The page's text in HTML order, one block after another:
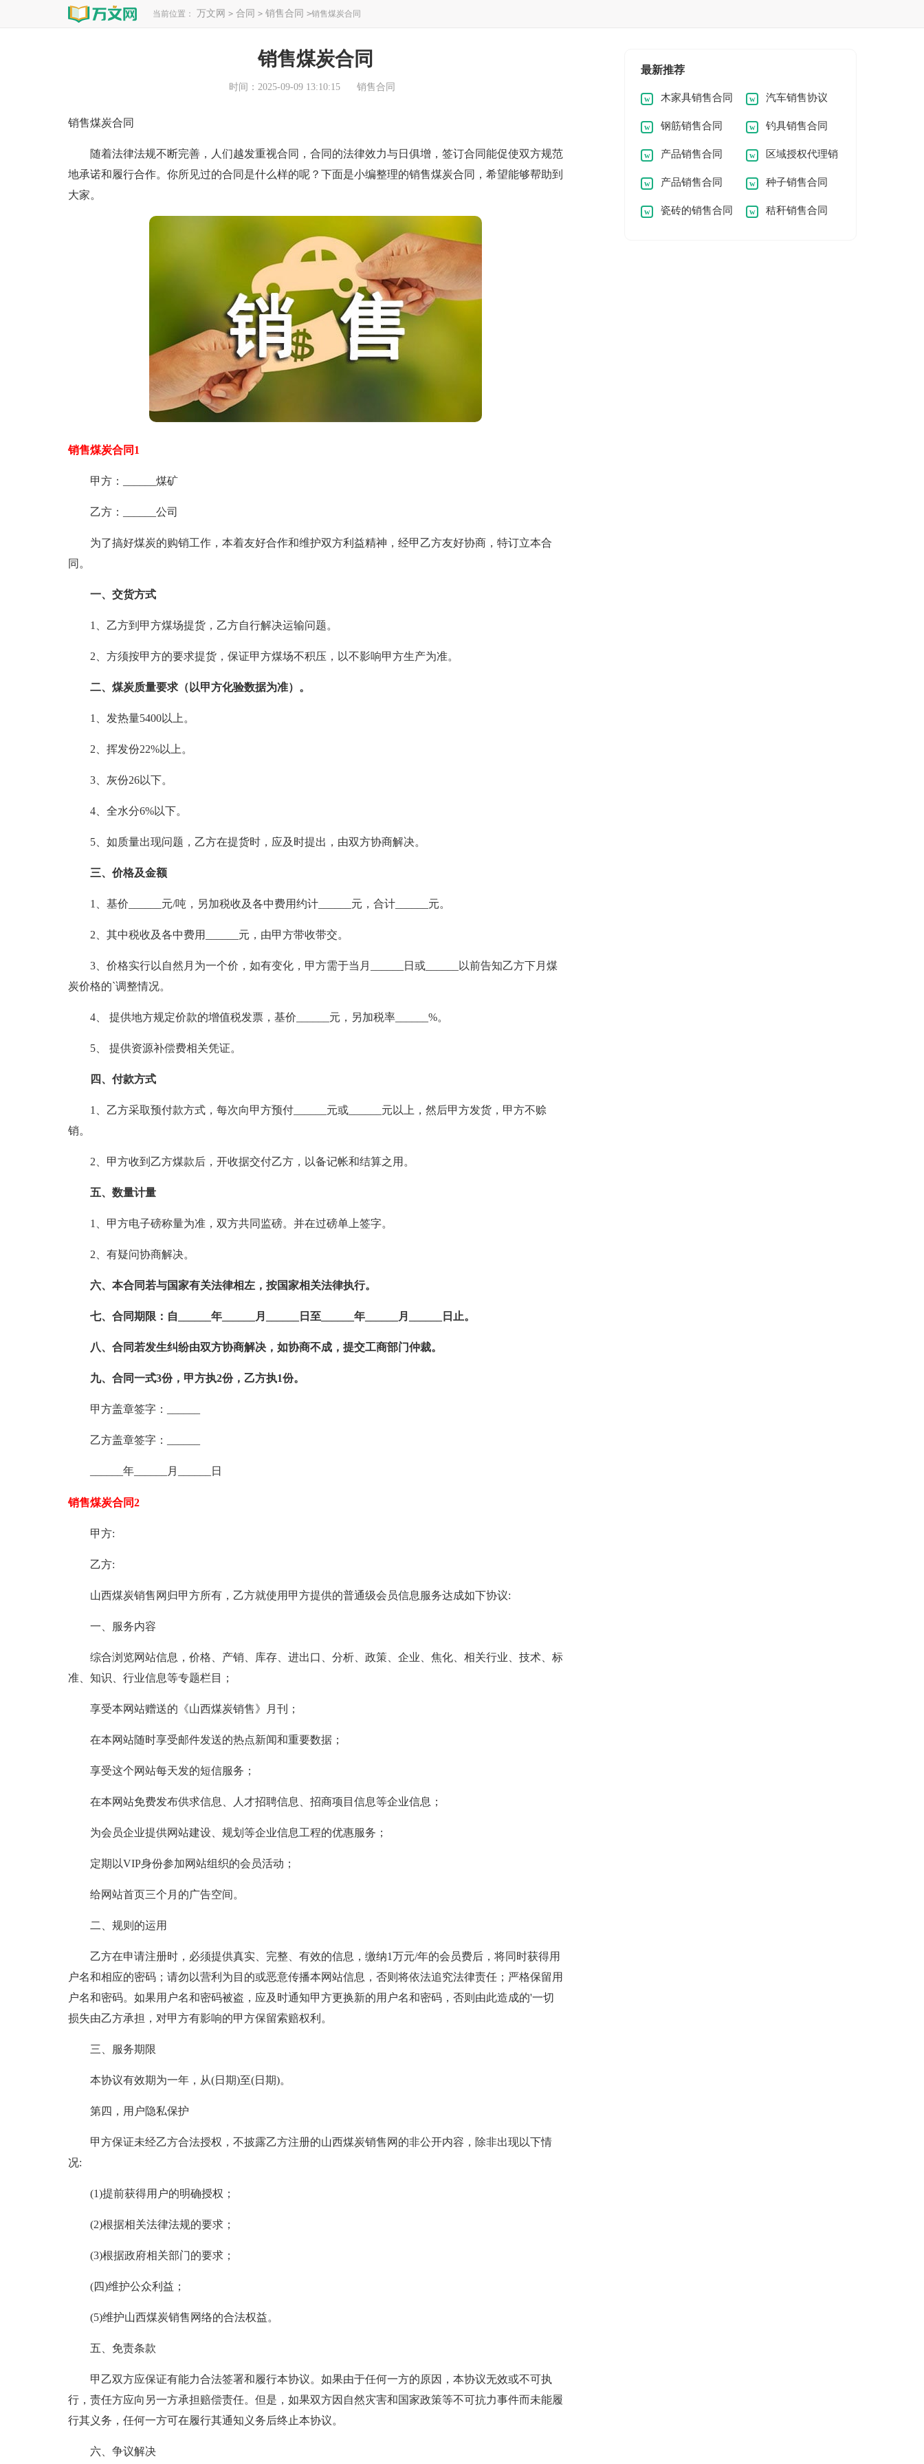
当前位置： 万文网 > 合同 > 销售合同 >销售煤炭合同
销售煤炭合同
时间：2025-09-09 13:10:15 销售合同
销售煤炭合同
随着法律法规不断完善，人们越发重视合同，合同的法律效力与日俱增，签订合同能促使双方规范
地承诺和履行合作。你所见过的合同是什么样的呢？下面是小编整理的销售煤炭合同，希望能够帮助到
大家。
销售煤炭合同1
甲方：______煤矿
乙方：______公司
为了搞好煤炭的购销工作，本着友好合作和维护双方利益精神，经甲乙方友好协商，特订立本合
同。
一、交货方式
1、乙方到甲方煤场提货，乙方自行解决运输问题。
2、方须按甲方的要求提货，保证甲方煤场不积压，以不影响甲方生产为准。
二、煤炭质量要求（以甲方化验数据为准）。
1、发热量5400以上。
2、挥发份22%以上。
3、灰份26以下。
4、全水分6%以下。
5、如质量出现问题，乙方在提货时，应及时提出，由双方协商解决。
三、价格及金额
1、基价______元/吨，另加税收及各中费用约计______元，合计______元。
2、其中税收及各中费用______元，由甲方带收带交。
3、价格实行以自然月为一个价，如有变化，甲方需于当月______日或______以前告知乙方下月煤
炭价格的`调整情况。
4、 提供地方规定价款的增值税发票，基价______元，另加税率______%。
5、 提供资源补偿费相关凭证。
四、付款方式
1、乙方采取预付款方式，每次向甲方预付______元或______元以上，然后甲方发货，甲方不赊
销。
2、甲方收到乙方煤款后，开收据交付乙方，以备记帐和结算之用。
五、数量计量
1、甲方电子磅称量为准，双方共同监磅。并在过磅单上签字。
2、有疑问协商解决。
六、本合同若与国家有关法律相左，按国家相关法律执行。
七、合同期限：自______年______月______日至______年______月______日止。
八、合同若发生纠纷由双方协商解决，如协商不成，提交工商部门仲裁。
九、合同一式3份，甲方执2份，乙方执1份。
甲方盖章签字：______
乙方盖章签字：______
______年______月______日
销售煤炭合同2
甲方:
乙方:
山西煤炭销售网归甲方所有，乙方就使用甲方提供的普通级会员信息服务达成如下协议:
一、服务内容
综合浏览网站信息，价格、产销、库存、进出口、分析、政策、企业、焦化、相关行业、技术、标
准、知识、行业信息等专题栏目；
享受本网站赠送的《山西煤炭销售》月刊；
在本网站随时享受邮件发送的热点新闻和重要数据；
享受这个网站每天发的短信服务；
在本网站免费发布供求信息、人才招聘信息、招商项目信息等企业信息；
为会员企业提供网站建设、规划等企业信息工程的优惠服务；
定期以VIP身份参加网站组织的会员活动；
给网站首页三个月的广告空间。
二、规则的运用
乙方在申请注册时，必须提供真实、完整、有效的信息，缴纳1万元/年的会员费后，将同时获得用
户名和相应的密码；请勿以营利为目的或恶意传播本网站信息，否则将依法追究法律责任；严格保留用
户名和密码。如果用户名和密码被盗，应及时通知甲方更换新的用户名和密码，否则由此造成的'一切
损失由乙方承担，对甲方有影响的甲方保留索赔权利。
三、服务期限
本协议有效期为一年，从(日期)至(日期)。
第四，用户隐私保护
甲方保证未经乙方合法授权，不披露乙方注册的山西煤炭销售网的非公开内容，除非出现以下情
况:
(1)提前获得用户的明确授权；
(2)根据相关法律法规的要求；
(3)根据政府相关部门的要求；
(四)维护公众利益；
(5)维护山西煤炭销售网络的合法权益。
五、免责条款
甲乙双方应保证有能力合法签署和履行本协议。如果由于任何一方的原因，本协议无效或不可执
行，责任方应向另一方承担赔偿责任。但是，如果双方因自然灾害和国家政策等不可抗力事件而未能履
行其义务，任何一方可在履行其通知义务后终止本协议。
六、争议解决
最新推荐
木家具销售合同 汽车销售协议
钢筋销售合同 钓具销售合同
产品销售合同 区域授权代理销
售协议书
产品销售合同 种子销售合同
瓷砖的销售合同 秸秆销售合同